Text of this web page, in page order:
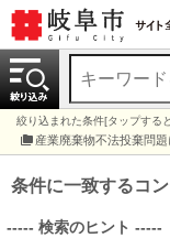
絞り込まれた条件[タップする
産業廃棄物不法投棄問
条件に一致するコ
----- 検索のヒント -----